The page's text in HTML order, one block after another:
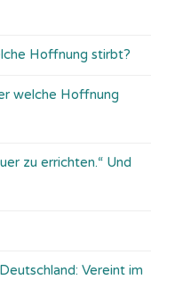
Hoffnung stirbt?
welche Hoffnung
zu errichten.“ Und
Vereint im